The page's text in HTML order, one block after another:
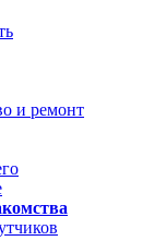
и ремонт